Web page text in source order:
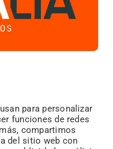
para personalizar
funciones de redes
compartimos
del sitio web con